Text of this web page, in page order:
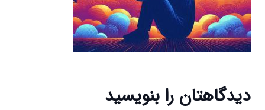
دیدگاهتان را بنویسید